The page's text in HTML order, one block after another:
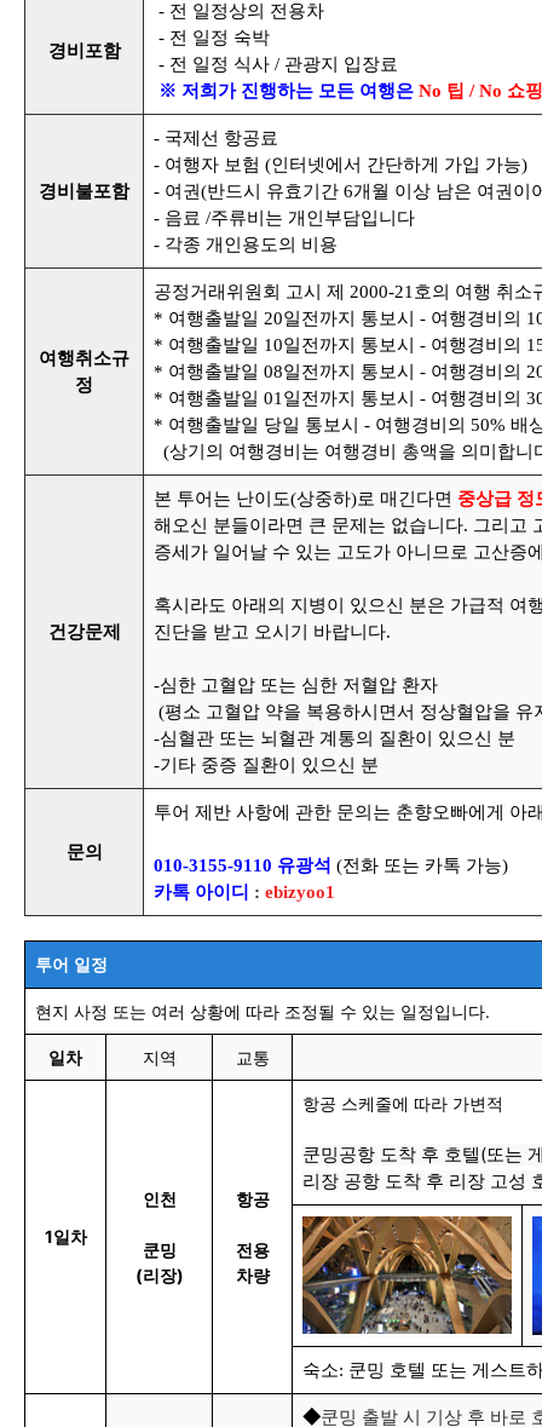
경비포함
- 전 일정상의 전용차
- 전 일정 숙박
- 전 일정 식사 / 관광지 입장료
※ 저희가 진행하는 모든 여행은 No 팁 / No 쇼
경비불포함
- 국제선 항공료
- 여행자 보험 (인터넷에서 간단하게 가입 가능)
- 여권(반드시 유효기간 6개월 이상 남은 여권이
- 음료 /주류비는 개인부담입니다
- 각종 개인용도의 비용
여행취소규
정
공정거래위원회 고시 제 2000-21호의 여행 취소
* 여행출발일 20일전까지 통보시 - 여행경비의
* 여행출발일 10일전까지 통보시 - 여행경비의
* 여행출발일 08일전까지 통보시 - 여행경비의
* 여행출발일 01일전까지 통보시 - 여행경비의
* 여행출발일 당일 통보시 - 여행경비의 50% 배
(상기의 여행경비는 여행경비 총액을 의미합니
건 강문제
본 투어는 난이도(상중하)로 매긴다면 중상급 정
해오신 분들이라면 큰 문제는 없습니다. 그리고
증세가 일어날 수 있는 고도가 아니므로 고산증
혹시라도 아래의 지병이 있으신 분은 가급적 여
진단을 받고 오시기 바랍니다.
-심한 고혈압 또는 심한 저혈압 환자
(평소 고혈압 약을 복용하시면서 정상혈압을 유
-심혈관 또는 뇌혈관 계통의 질환이 있으신 분
-기타 중증 질환이 있으신 분
문의
투어 제반 사항에 관한 문의는 춘향오빠에게 아
010-3155-9110 유광석 (전화 또는 카톡 가능)
카톡 아이디 : ebizyoo1
투어 일정
현지 사정 또는 여러 상황에 따라 조정될 수 있는 일정입니다.
일차 지역 교통
1일차
인천
쿤밍
(리장)
항공
전용
차량
항공 스케줄에 따라 가변적
쿤밍공항 도착 후 호텔(또는
리장 공항 도착 후 리장 고성
숙소: 쿤밍 호텔 또는 게스트
◆쿤밍 출발 시 기상 후 바로